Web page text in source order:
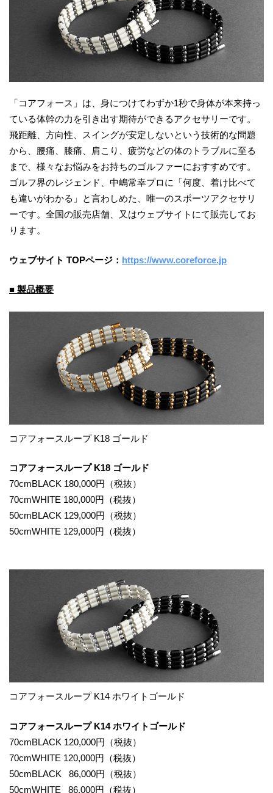
「コアフォース」は、身につけてわずか1秒で身体が本来持っ
ている体幹の力を引き出す期待ができるアクセサリーです。
飛距離、方向性、スイングが安定しないという技術的な問題
から、腰痛、膝痛、肩こり、疲労などの体のトラブルに至る
まで、様々なお悩みをお持ちのゴルファーにおすすめです。
ゴルフ界のレジェンド、中嶋常幸プロに「何度、着け比べて
も違いがわかる」と言わしめた、唯一のスポーツアクセサリ
ーです。全国の販売店舗、又はウェブサイトにて販売してお
ります。
ウェブサイト TOPページ： https://www.coreforce.jp
■ 製品概要
コアフォースループ K18 ゴールド
コアフォースループ K18 ゴールド
70cmBLACK 180,000円（税抜）
70cmWHITE 180,000円（税抜）
50cmBLACK 129,000円（税抜）
50cmWHITE 129,000円（税抜）
コアフォースループ K14 ホワイトゴールド
コアフォースループ K14 ホワイトゴールド
70cmBLACK 120,000円（税抜）
70cmWHITE 120,000円（税抜）
50cmBLACK 86,000円（税抜）
50cmWHITE 86,000円（税抜）